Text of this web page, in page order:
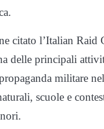
citato l’Italian Raid
delle principali
militare
scuole e